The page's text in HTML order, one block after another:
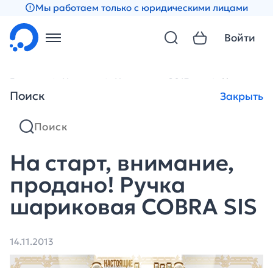
Мы работаем только с юридическими лицами
Поиск Закрыть
Войти
Главная Новости Новости за 2013 год На старт,
На старт, внимание,
продано! Ручка
шариковая COBRA SIS
14.11.2013